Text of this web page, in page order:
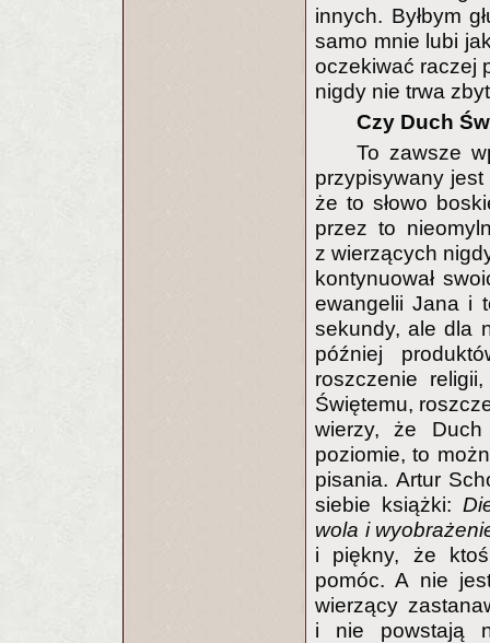
innych. Byłbym
samo mnie lubi
oczekiwać raczej
nigdy nie trwa
Czy Duch
To zawsze
przypisywany
że to słowo
przez to
z wierzących
kontynuował
ewangelii Jana i
sekundy, ale dla
później
roszczenie
Świętemu,
wierzy, że
poziomie, to
pisania. Artur
siebie książki:
wola i
i piękny, że
pomóc. A nie
wierzący
i nie powstają